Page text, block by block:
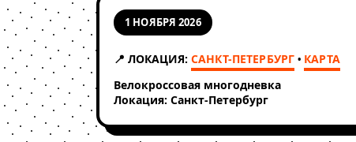
1 НОЯБРЯ 2026
📍 ЛОКАЦИЯ: САНКТ-ПЕТЕРБУРГ • КАРТА
Велокроссовая многодневка
Локация: Санкт-Петербург